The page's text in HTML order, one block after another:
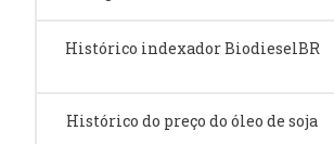
Histórico indexador BiodieselBR
Histórico do preço do óleo de soja